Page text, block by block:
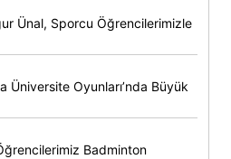
Ünal, Sporcu Öğrencilerimizle
Üniversite Oyunları’nda Büyük
Badminton